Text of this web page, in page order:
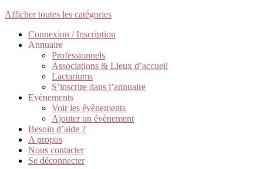
Afficher toutes les catégories
Connexion / Inscription
Annuaire
Professionnels
Associations & Lieux d’accueil
Lactariums
S’inscrire dans l’annuaire
Evènements
Voir les évènements
Ajouter un évènement
Besoin d’aide ?
A propos
Nous contacter
Se déconnecter